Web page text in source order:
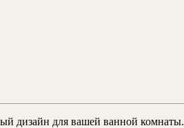
дизайн для вашей ванной комнаты.